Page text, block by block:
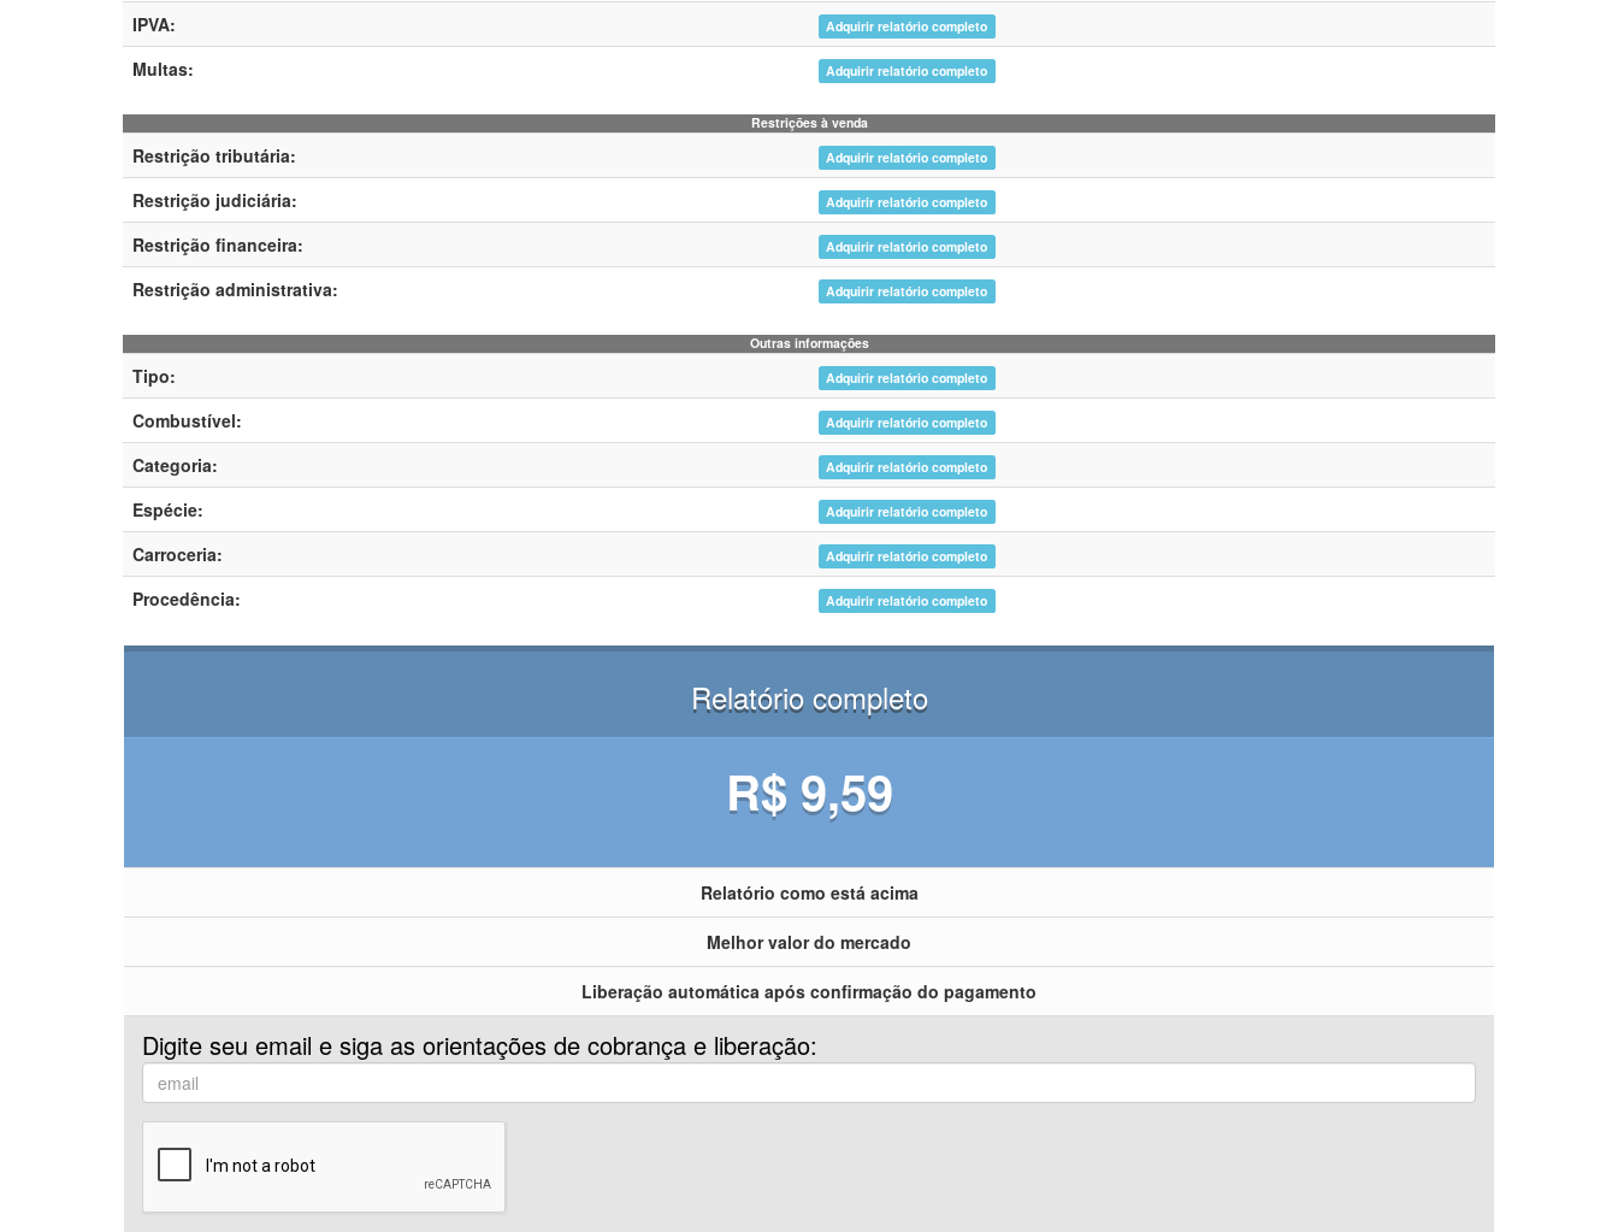
IPVA: Adquirir relatório completo
Multas: Adquirir relatório completo
Restrições à venda
Restrição tributária: Adquirir relatório completo
Restrição judiciária: Adquirir relatório completo
Restrição financeira: Adquirir relatório completo
Restrição administrativa: Adquirir relatório completo
Outras informações
Tipo: Adquirir relatório completo
Combustível: Adquirir relatório completo
Categoria: Adquirir relatório completo
Espécie: Adquirir relatório completo
Carroceria: Adquirir relatório completo
Procedência: Adquirir relatório completo
Relatório completo
R$ 9,59
Relatório como está acima
Melhor valor do mercado
Liberação automática após confirmação do pagamento
Digite seu email e siga as orientações de cobrança e liberação: